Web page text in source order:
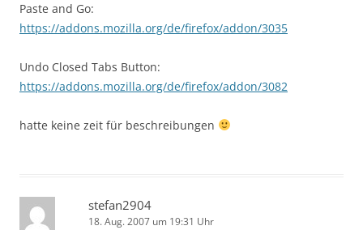
Paste and Go:
https://addons.mozilla.org/de/firefox/addon/3035
Undo Closed Tabs Button:
https://addons.mozilla.org/de/firefox/addon/3082
hatte keine zeit für beschreibungen
stefan2904
18. Aug. 2007 um 19:31 Uhr